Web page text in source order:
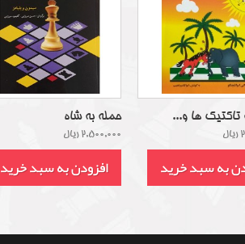
حمله به شاه
2,500,000 ریال
افزودن به سبد خرید
تاکتیک ها و...
به سبد خرید